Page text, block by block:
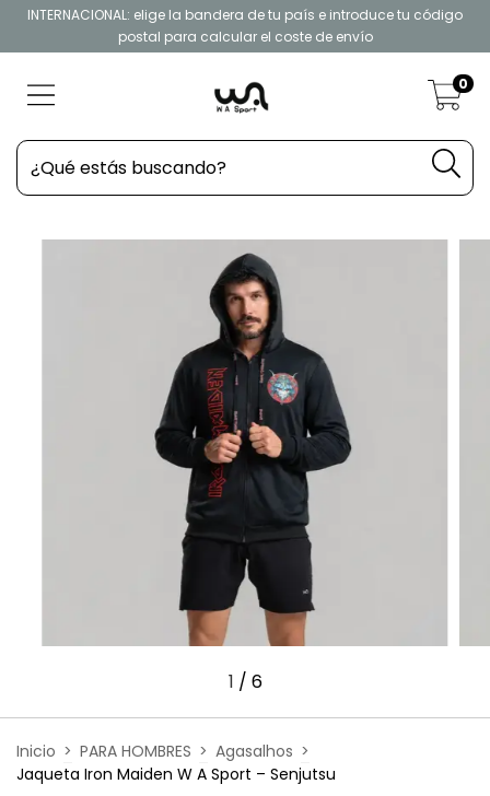
INTERNACIONAL: elige la bandera de tu país e introduce tu código
postal para calcular el coste de envío
0
1 / 6
Inicio > PARA HOMBRES > Agasalhos >
Jaqueta Iron Maiden W A Sport – Senjutsu